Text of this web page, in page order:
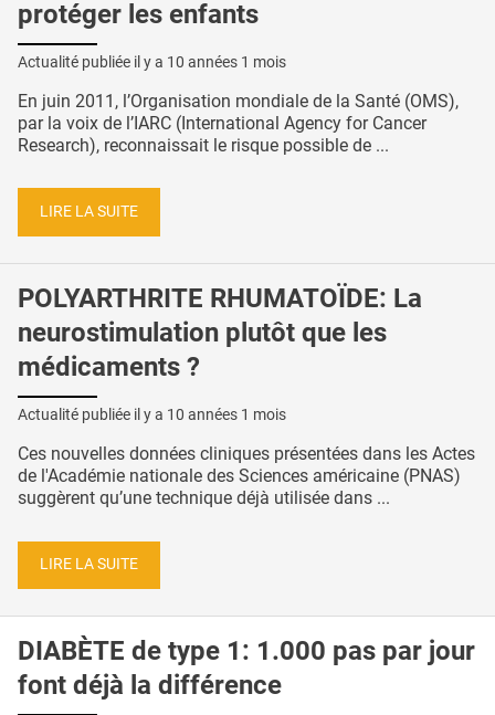
protéger les enfants
Actualité publiée il y a 10 années 1 mois
En juin 2011, l’Organisation mondiale de la Santé (OMS),
par la voix de l’IARC (International Agency for Cancer
Research), reconnaissait le risque possible de ...
LIRE LA SUITE
POLYARTHRITE RHUMATOÏDE: La
neurostimulation plutôt que les
médicaments ?
Actualité publiée il y a 10 années 1 mois
Ces nouvelles données cliniques présentées dans les Actes
de l'Académie nationale des Sciences américaine (PNAS)
suggèrent qu’une technique déjà utilisée dans ...
LIRE LA SUITE
DIABÈTE de type 1: 1.000 pas par jour
font déjà la différence